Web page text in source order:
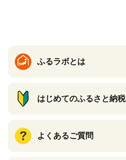
ふるラボとは
はじめてのふるさと納税
よくあるご質問